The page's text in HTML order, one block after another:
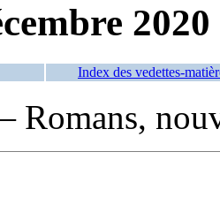
2020
Index des vedettes-